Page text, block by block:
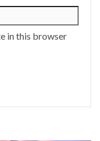
in this browser